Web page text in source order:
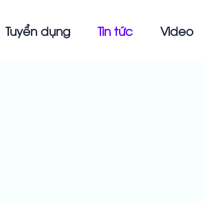
Tuyển dụng Tin tức Video